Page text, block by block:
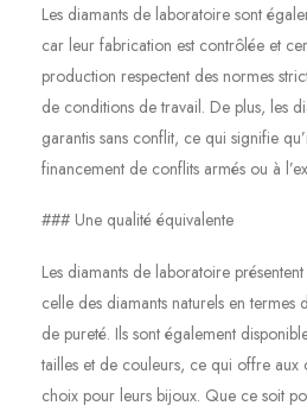
Les diamants de laboratoire sont
car leur fabrication est contrôlée et
production respectent des normes
de conditions de travail. De plus, les
garantis sans conflit, ce qui signifie
financement de conflits armés ou à
### Une qualité équivalente
Les diamants de laboratoire
celle des diamants naturels en
de pureté. Ils sont également
tailles et de couleurs, ce qui offre aux
choix pour leurs bijoux. Que ce soit